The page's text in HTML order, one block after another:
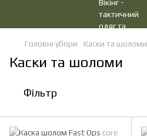
Головні убори Каски та шоломи
Каски та шоломи
Фільтр